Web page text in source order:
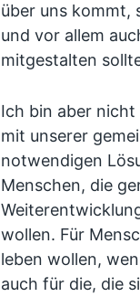
über uns kommt,
und vor allem
mitgestalten
Ich bin aber
mit unserer
notwendigen
Menschen, die
wollen. Für
leben wollen,
auch für die, die